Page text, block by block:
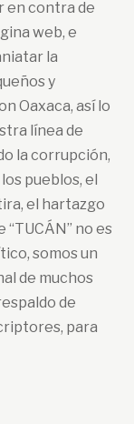
en contra de
web, e
la
y
Oaxaca, así lo
línea de
la corrupción,
pueblos, el
el hartazgo
no es
somos un
de muchos
de
para